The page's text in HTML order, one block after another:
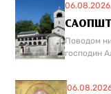
Поводом
господин